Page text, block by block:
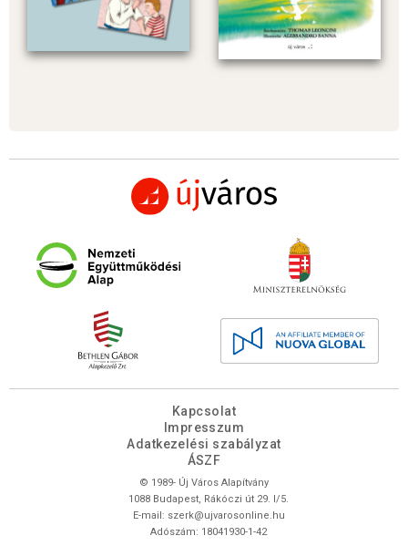
Kapcsolat
Impresszum
Adatkezelési szabályzat
ÁSZF
© 1989- Új Város Alapítvány
1088 Budapest, Rákóczi út 29. I/5.
E-mail: szerk@ujvarosonline.hu
Adószám: 18041930-1-42